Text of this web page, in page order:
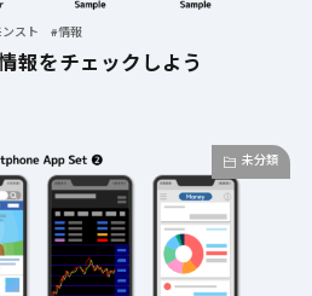
ンスト #情報
報をチェックしよう
未分類